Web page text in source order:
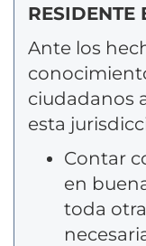
RESIDENTE
Ante los
ciudadanos
esta
Contar
en
toda